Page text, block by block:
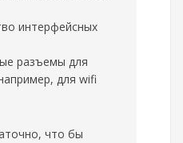
интерфейсных
разъемы для
для wifi
что бы